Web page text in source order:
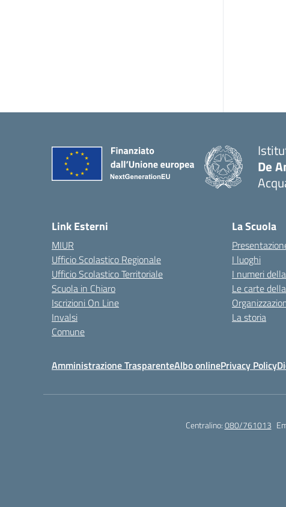
De
Link Esterni
MIUR
Ufficio Scolastico Regionale
Ufficio Scolastico Territoriale
Scuola in Chiaro
Iscrizioni On Line
Invalsi
Comune
La Scuola
I luoghi
I numeri
Le carte
La storia
Amministrazione TrasparenteAlbo onlinePrivacy Policy
Centralino:080/761013